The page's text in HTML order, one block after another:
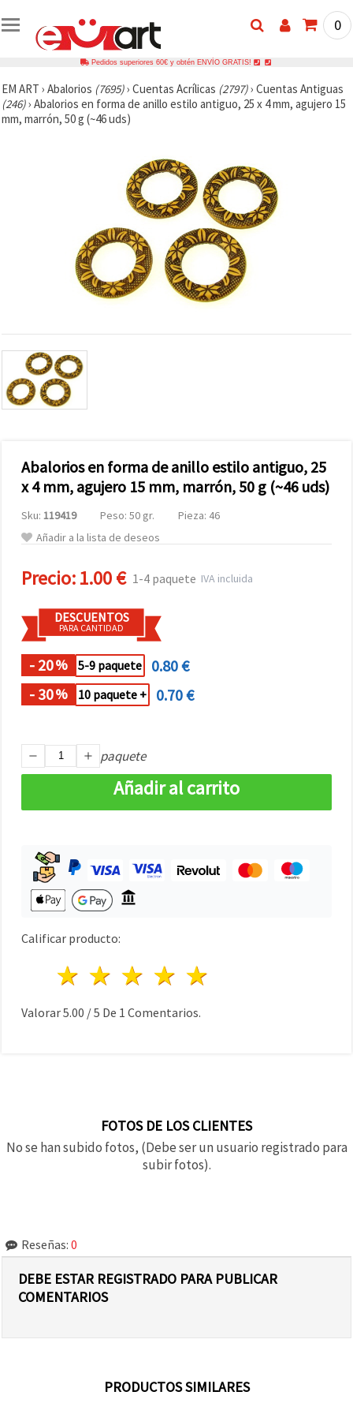
0
Pedidos superiores 60€ y obtén ENVÍO GRATIS!
EM ART › Abalorios (7695)› Cuentas Acrílicas (2797)› Cuentas Antiguas
(246)› Abalorios en forma de anillo estilo antiguo, 25 x 4 mm, agujero 15
mm, marrón, 50 g (~46 uds)
Abalorios en forma de anillo estilo antiguo, 25
x 4 mm, agujero 15 mm, marrón, 50 g (~46 uds)
Sku: 119419 Peso: 50 gr.
Pieza: 46
Añadir a la lista de deseos
Precio:1.00 € 1-4 paquete IVA incluida
DESCUENTOS
PARA CANTIDAD
- 20% 5-9 paquete
0.80 €
- 30% 10 paquete + 0.70 €
paquete
Añadir al carrito
Calificar producto:
4 estrellas
3 estrellas
2 estrellas
1 estrella
Valorar5.00 /5 De 1 Comentarios.
FOTOS DE LOS CLIENTES
No se han subido fotos, (Debe ser un usuario registrado para
subir fotos).
Reseñas: 0
DEBE ESTAR REGISTRADO PARA PUBLICAR
COMENTARIOS
PRODUCTOS SIMILARES